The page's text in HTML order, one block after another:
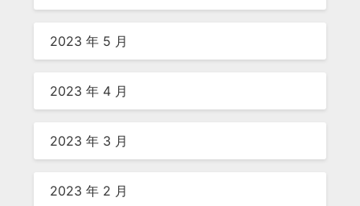
2023 年 5 月
2023 年 4 月
2023 年 3 月
2023 年 2 月